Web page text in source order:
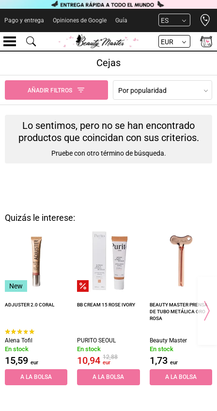
Pago y entrega Opiniones de Google Guía ES
EUR
Cejas
AÑADIR FILTROS Por popularidad
Lo sentimos, pero no se han encontrado
productos que coincidan con sus criterios.
Pruebe con otro término de búsqueda.
Quizás le interese:
New
ADJUSTER 2.0 CORAL
Alena Tofil
En stock
15,59 eur
A LA BOLSA
BB CREAM 15 ROSE IVORY
PURITO SEOUL
En stock
10,9412,88
eur
A LA BOLSA
BEAUTY MASTER PRENSA
DE TUBO METÁLICA ORO
ROSA
Beauty Master
En stock
1,73 eur
A LA BOLSA